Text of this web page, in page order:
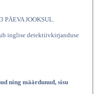
JOOKSUL.
inglise detektiivkirjanduse
ning määrdunud, sisu